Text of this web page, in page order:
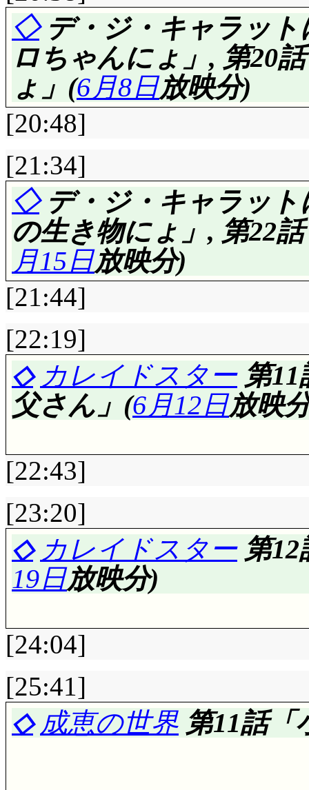
パンをちぎって……青
(^^;;; 「つい……鳥の習
なくてもパンでは不
ちゃんとした洞窟行
ょう。いや, それ以前
(^^;;;
るちあが頭ぶつけた
が当たったら完全崩
に来た海斗, 「本当に
が響くんですが, エリ
いんですね。逆は聞
頭で崩壊する洞窟が,
持ちますな。と思っ
た。るちあの足元が
ベーター状態「るち
な, (絶対)大丈夫だ……
の?」「騒がれると面
て言う台詞じゃないで
ユーリの催眠音波で
いなくなったから心
って書いてあります
壇……アヤしい, アヤ
いるのか知らないけ
きにはさせん」「そ
かい所で笑えるなあ
アクミの絨毯までカ
べ損ねたミルモ, 隣の
召喚します。流石妖
たら埃を巻き散らし
リケーンは見事に黴
の吸盤は何に使った
「自分で言うのも何
なりのもんだぞ!」1年
に匹敵する者として
げたのは, ピカリとポ
と出るのはいいです
ンタも召喚したらど
熊だけに, 水使ってし
ター・ユイ」第28話
摂と掃除……で妄想
みたいじゃなーい!!」
掃除魎呼を思い出し
いて出た安純にモッ
ず。
強力洗剤スーツ+雑
入。「何で家の中が
だ……」ある意味黴よ
の仕業だけど, あたい
味不明ながら責任を
ケ・ハンゾーが惚れ
あ。パーティの方を1
きないかなあ? そして
から, 帰郷したらもう
ない……あー, 海斗に
していなくとも地上
しょうかね。「いな
談は場の雰囲気読ん
た方も少しは考えま
カップルばかりの浜
ーティの準備を続け
ったんだ。それすら
ど。カップルズの中
ないかと「見て」回
されて激怒し焚火を
に火に耐性あるんだ
できることじゃあり
うしてコテージにま
かなあ……火の回り
けなさそうです。「
プリンセスが現れる
海に帰ろうとしてい
見て急遽海に飛び込
ル達を見付けて……原
の方を先にどうにか
呑ませるくらいしか
に作戦を期待してい
鹿です。手を貸すっ
群を抜いています。
決める馬鹿。気付けよ
妖精学校の生徒達で
魔法を吸い取ってマ
ょの方は楽器がいら
ね。前回アクミもシ
なっていましたし。
「人間担当」ワルモ
低いですが確かに混
能なんだよね, 馬鹿だ
携帯電話なんてあっ
魔法すいっちょにミ
ーされてしまいまし
かいですね。ミルモ
久々に魔法が正しく
を心配して探しに行
出られない(^^;;; 相変
織は, 途中から何やら
くなったミルモ・リ
魔法で石化。これは
死んでしまいます(激
次回: 最後の審判さ
した。「何でもする
ビーが何を言うかと
とショコラも仮面を
クだし), ハービーは
街の名士カルロに取
に, 1つ目の質問から
ですが……ナージャ,
朴訥(-10CP)な。第一
ますね。黒バラにつ
黒薔薇独占インタビ
構早くに実現しそう
を敵に回し, しかも怪
手に活躍する黒バラ
事は望む所でしょう。
カルロの「寄付金の
小者ですなあ。あく
にし, フランシスの慈
て, 黒バラは偽善だと
る人がいるのも事実
とはできないんです
ラのしていることも
「Noblesse oblige」,
きるし……
唇も盗んで行った黒
◇デ・ジ・キャラット
ロちゃんにょ」, 第20
ょ」(6月8日放映分)
第19話: ☆☆☆ 埃が
ール……えーと, 誰だ
ック「ゼビウス」の
(おい)。一般人には触
義で盛り上がる, やす
ジョンのキングコン
ナメタケゴン, 以下略
ちいち書き写す気に
子供も泣き出すわ。
て解りますね。暴走
チロちゃんをぷちこ
ーんたまには役に立つ
エラそうに歩く紙っ
のし紙(ノッシノッシ)
せんでした。
第20話:
てのようです。猛烈
ンニク納豆ドリアン
味を食ってるおっさ
[20:48]
[21:34]
◇デ・ジ・キャラット
の生き物にょ」, 第22
月15日放映分)
第21話:☆☆☆立ち読
本の上に自分の荷物
その2は「いくら本が
でしょうか。お前五
うさだを追いかけて
れていた文章は後述
も良いんでない? ばっ
様……何かピンポイン
何か存在しそうな気
ぎが少しずつずれて
し……でもフォローな
ビシ撃てるようにす
[21:44]
[22:19]
◇ カレイドスター第11
父さん」(6月12日放映
評価……☆☆☆☆(前回
うおお, スポンサー
ションやってるー!!
喜劇人魚姫は好評の
少ないなあ。これじ
サブタイトル, 「す
だね。何だかそこだ
感じがしていい演出で
[22:43]
[23:20]
◇ カレイドスター第12
19日放映分)
評価……☆☆☆☆(前回比
レイラが出演した映
[24:04]
[25:41]
◇ 成恵の世界 第11話